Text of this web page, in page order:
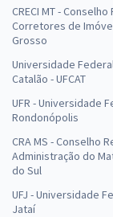
CRECI MT -
Corretores de
Grosso
Universidade
Catalão - UFCAT
UFR - Universidade
Rondonópolis
CRA MS - Conselho
Administração do
do Sul
UFJ - Universidade
Jataí